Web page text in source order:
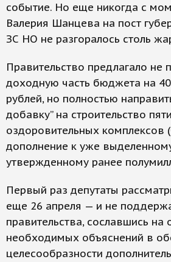
событие. Но еще никогда с
Валерия Шанцева на пост
ЗС НО не разгоралось столь
Правительство предлагало не
доходную часть бюджета на
рублей, но полностью
добавку” на строительство
оздоровительных
дополнение к уже
утвержденному ранее
Первый раз депутаты
еще 26 апреля — и не
правительства, сославшись на
необходимых объяснений в
целесообразности